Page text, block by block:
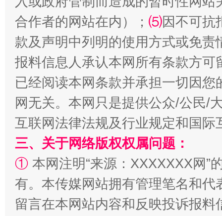
国家大学科技园优化重塑工作
扯下公款旅游的“隐身衣” 如何以
合作者的网站在内）； ⑸因不可抗
款及声明中列明的使用方式或免责
报料信息人承认本网所有条款方
已经阅读本网条款并承担一切因
网无关。本网只是提供公众/公民/
互联网法律法规及行业规定和国
三、关于网络版权权属问题：
① 本网注明“来源：XXXXXXX网”
有。本传媒网站拥有管理笔名和
留言在本网站内容和反映投诉报